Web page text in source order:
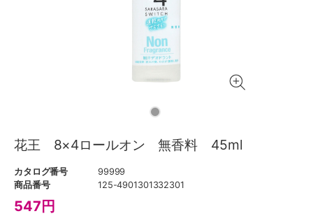
花王 8×4ロールオン 無香料 45ml
カタログ番号
99999
商品番号
125-4901301332301
547 円